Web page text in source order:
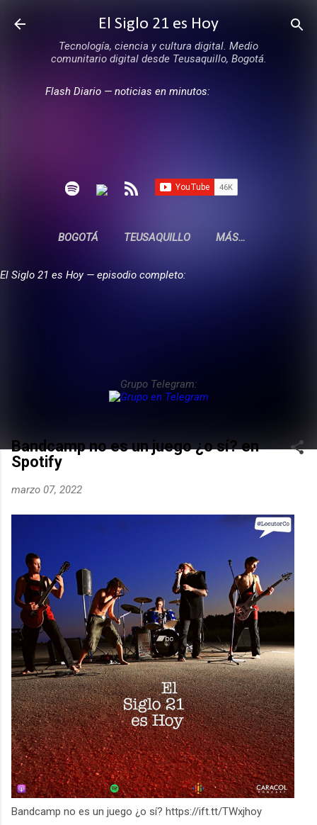
Ir al contenido principal
El Siglo 21 es Hoy
Tecnología, ciencia y cultura digital. Medio
comunitario digital desde Teusaquillo, Bogotá.
Flash Diario — noticias en minutos:
BOGOTÁ TEUSAQUILLO MÁS…
El Siglo 21 es Hoy — episodio completo:
Grupo Telegram:
Bandcamp no es un juego ¿o sí? en
Spotify
marzo 07, 2022
Bandcamp no es un juego ¿o sí? https://ift.tt/TWxjhoy